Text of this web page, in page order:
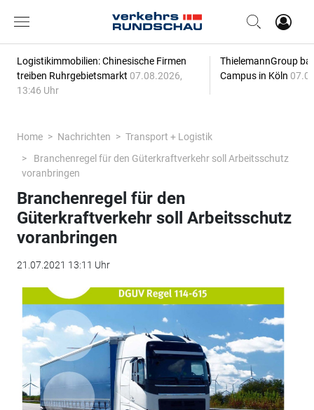
Logistikimmobilien: Chinesische Firmen
treiben Ruhrgebietsmarkt 07.08.2026,
13:46 Uhr
ThielemannGroup
Campus in Köln
Home Nachrichten
Transport + Logistik
Branchenregel für den Güterkraftverkehr soll Arbeitsschutz
voranbringen
Branchenregel für den
Güterkraftverkehr soll Arbeitsschutz
voranbringen
21.07.2021 13:11 Uhr